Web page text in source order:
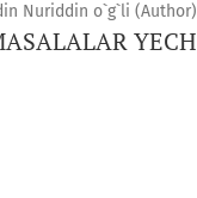
Nuriddin o`g`li (Author)